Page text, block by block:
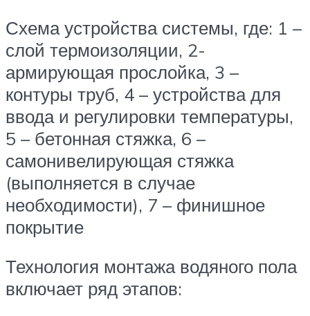
Схема устройства системы, где: 1 –
слой термоизоляции, 2-
армирующая прослойка, 3 –
контуры труб, 4 – устройства для
ввода и регулировки температуры,
5 – бетонная стяжка, 6 –
самонивелирующая стяжка
(выполняется в случае
необходимости), 7 – финишное
покрытие
Технология монтажа водяного пола
включает ряд этапов: